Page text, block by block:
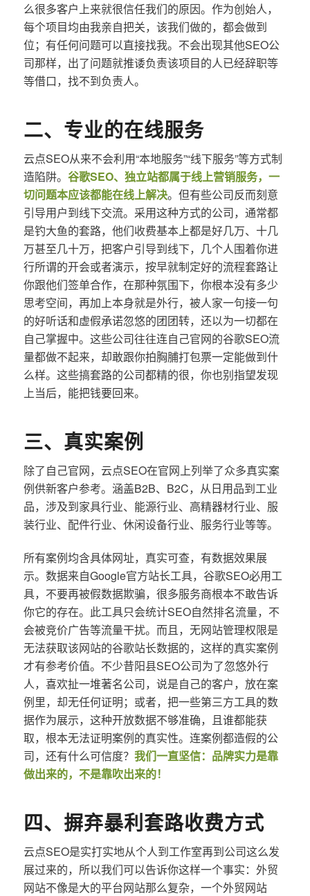
么很多客户上来就很信任我们的原因。作为创始人，
每个项目均由我亲自把关，该我们做的，都会做到
位；有任何问题可以直接找我。不会出现其他SEO公
司那样，出了问题就推诿负责该项目的人已经辞职等
等借口，找不到负责人。
二、专业的在线服务
云点SEO从来不会利用“本地服务”“线下服务”等方式制
造陷阱。 谷歌SEO、独立站都属于线上营销服务，一
切问题本应该都能在线上解决。但有些公司反而刻意
引导用户到线下交流。采用这种方式的公司，通常都
是钓大鱼的套路，他们收费基本上都是好几万、十几
万甚至几十万，把客户引导到线下，几个人围着你进
行所谓的开会或者演示，按早就制定好的流程套路让
你跟他们签单合作，在那种氛围下，你根本没有多少
思考空间，再加上本身就是外行，被人家一句接一句
的好听话和虚假承诺忽悠的团团转，还以为一切都在
自己掌握中。这些公司往往连自己官网的谷歌SEO流
量都做不起来，却敢跟你拍胸脯打包票一定能做到什
么样。这些搞套路的公司都精的很，你也别指望发现
上当后，能把钱要回来。
三、真实案例
除了自己官网，云点SEO在官网上列举了众多真实案
例供新客户参考。涵盖B2B、B2C，从日用品到工业
品，涉及到家具行业、能源行业、高精器材行业、服
装行业、配件行业、休闲设备行业、服务行业等等。
所有案例均含具体网址，真实可查，有数据效果展
示。数据来自Google官方站长工具，谷歌SEO必用工
具，不要再被假数据欺骗，很多服务商根本不敢告诉
你它的存在。此工具只会统计SEO自然排名流量，不
会被竞价广告等流量干扰。而且，无网站管理权限是
无法获取该网站的谷歌站长数据的，这样的真实案例
才有参考价值。不少昔阳县SEO公司为了忽悠外行
人，喜欢扯一堆著名公司，说是自己的客户，放在案
例里，却无任何证明；或者，把一些第三方工具的数
据作为展示，这种开放数据不够准确，且谁都能获
取，根本无法证明案例的真实性。连案例都造假的公
司，还有什么可信度？ 我们一直坚信：品牌实力是靠
做出来的，不是靠吹出来的！
四、摒弃暴利套路收费方式
云点SEO是实打实地从个人到工作室再到公司这么发
展过来的，所以我们可以告诉你这样一个事实：外贸
网站不像是大的平台网站那么复杂，一个外贸网站